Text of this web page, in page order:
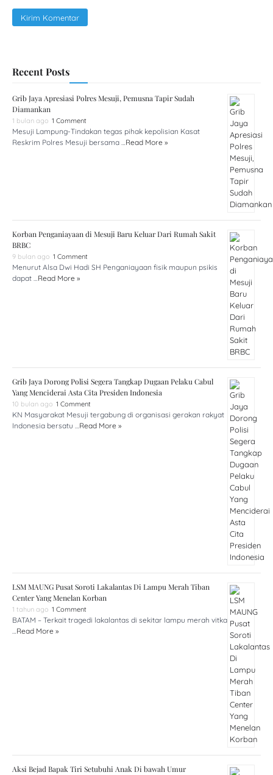
Recent Posts
Grib Jaya Apresiasi Polres Mesuji, Pemusna Tapir Sudah
Diamankan
1 bulan ago 1 Comment
Mesuji Lampung-Tindakan tegas pihak kepolisian Kasat
Reskrim Polres Mesuji bersama …Read More »
Korban Penganiayaan di Mesuji Baru Keluar Dari Rumah Sakit
BRBC
9 bulan ago 1 Comment
Menurut Alsa Dwi Hadi SH Penganiayaan fisik maupun psikis
dapat …Read More »
Grib Jaya Dorong Polisi Segera Tangkap Dugaan Pelaku Cabul
Yang Menciderai Asta Cita Presiden Indonesia
10 bulan ago 1 Comment
KN Masyarakat Mesuji tergabung di organisasi gerakan rakyat
Indonesia bersatu …Read More »
LSM MAUNG Pusat Soroti Lakalantas Di Lampu Merah Tiban
Center Yang Menelan Korban
1 tahun ago 1 Comment
BATAM – Terkait tragedi lakalantas di sekitar lampu merah vitka
…Read More »
Aksi Bejad Bapak Tiri Setubuhi Anak Di bawah Umur